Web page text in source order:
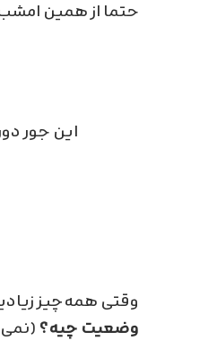
حتما از همین امشب روزی ۲ ساعت
این جور
وقتی همه‌چیز
وضعیت چیه؟